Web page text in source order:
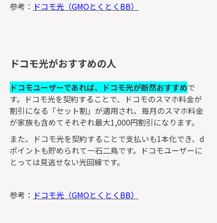
参考： ドコモ光（GMOとくとくBB）
ドコモ光がおすすめの人
ドコモユーザーであれば、ドコモ光が断然おすすめで
す。ドコモ光を契約することで、ドコモのスマホ料金が
割引になる「セット割」が適用され、毎月のスマホ料金
が家族も含めてそれぞれ最大1,000円割引になります。
また、ドコモ光を契約することで支払いも1本化でき、d
ポイントも貯められて一石二鳥です。ドコモユーザーに
とっては見逃せない光回線です。
参考： ドコモ光（GMOとくとくBB）